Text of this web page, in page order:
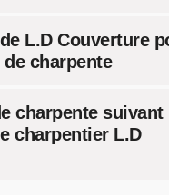
L.D Couverture
de charpente
charpente suivant
charpentier L.D